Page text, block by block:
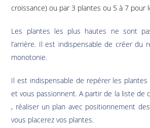
croissance) ou par 3 plantes ou 5 à 7 pour
Les plantes les plus hautes ne sont
l’arrière. Il est indispensable de créer du
monotonie.
Il est indispensable de repérer les
et vous passionnent. A partir de la liste de
, réaliser un plan avec positionnement
vous placerez vos plantes.